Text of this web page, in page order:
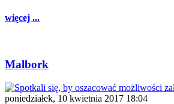
więcej ...
Malbork
poniedziałek, 10 kwietnia 2017 18:04